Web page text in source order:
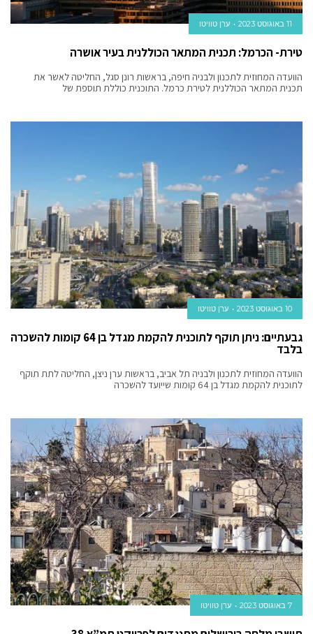
11 באוגוסט 2023 ערן טוויטו
טירת- הכרמל: תכנית המתאר הכוללנית בעיר אושרה
הוועדה המחוזית לתכנון ולבניה חיפה, בראשות רונן סגל, החליטה לאשר את
תכנית המתאר הכוללנית לטירת כרמל. התוכנית כוללת תוספת של
10 באוגוסט 2023 ערן טוויטו
גבעתיים: ניתן תוקף לתוכנית להקמת מגדל בן 64 קומות להשכרה
בלבד
הוועדה המחוזית לתכנון ולבניה תל אביב, בראשות ערן ניצן, החליטה לתת תוקף
לתוכנית להקמת מגדל בן 64 קומות שייועד להשכרה
7 באוגוסט 2023 ערן טוויטו